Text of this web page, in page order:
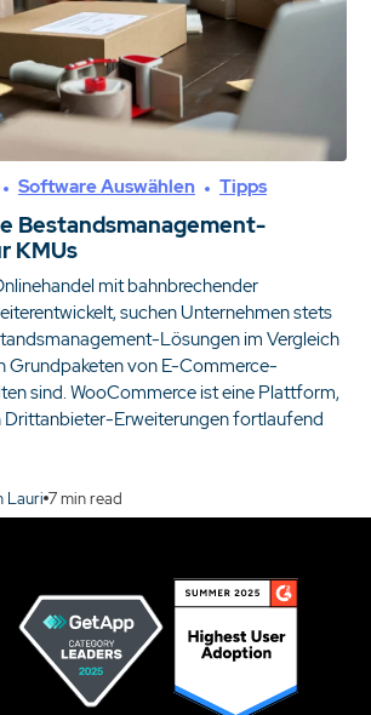
Software Auswählen Tipps
Bestandsmanagement-
KMUs
mit bahnbrechender
suchen Unternehmen stets
Lösungen im Vergleich
Grundpaketen von E-Commerce-
sind. WooCommerce ist eine Plattform,
Drittanbieter-Erweiterungen fortlaufend
Lauri 7min read